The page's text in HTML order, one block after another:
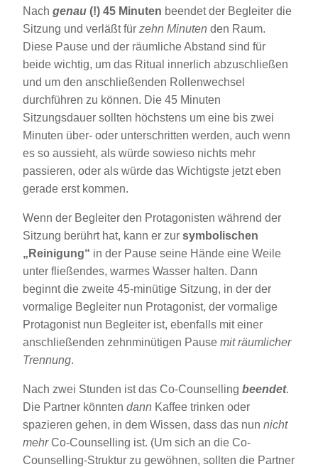
Nach genau (!) 45 Minuten beendet der Begleiter die
Sitzung und verläßt für zehn Minuten den Raum.
Diese Pause und der räumliche Abstand sind für
beide wichtig, um das Ritual innerlich abzuschließen
und um den anschließenden Rollenwechsel
durchführen zu können. Die 45 Minuten
Sitzungsdauer sollten höchstens um eine bis zwei
Minuten über- oder unterschritten werden, auch wenn
es so aussieht, als würde sowieso nichts mehr
passieren, oder als würde das Wichtigste jetzt eben
gerade erst kommen.
Wenn der Begleiter den Protagonisten während der
Sitzung berührt hat, kann er zur symbolischen
„Reinigung“ in der Pause seine Hände eine Weile
unter fließendes, warmes Wasser halten. Dann
beginnt die zweite 45-minütige Sitzung, in der der
vormalige Begleiter nun Protagonist, der vormalige
Protagonist nun Begleiter ist, ebenfalls mit einer
anschließenden zehnminütigen Pause mit räumlicher
Trennung.
Nach zwei Stunden ist das Co-Counselling beendet.
Die Partner könnten dann Kaffee trinken oder
spazieren gehen, in dem Wissen, dass das nun nicht
mehrCo-Counselling ist. (Um sich an die Co-
Counselling-Struktur zu gewöhnen, sollten die Partner